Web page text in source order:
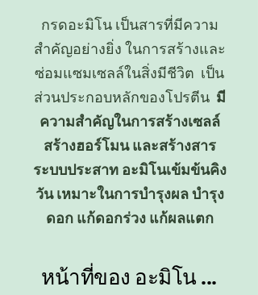
กรดอะมิโน เป็นสารที่มีความ
สำคัญอย่างยิ่ง ในการสร้างและ
ซ่อมแซมเซลล์ในสิ่งมีชีวิต เป็น
ส่วนประกอบหลักของโปรตีน มี
ความสำคัญในการสร้างเซลล์
สร้างฮอร์โมน และสร้างสาร
ระบบประสาท อะมิโนเข้มข้นคิง
วัน เหมาะในการบำรุงผล บำรุง
ดอก แก้ดอกร่วง แก้ผลแตก
หน้าที่ของ อะมิโน ...